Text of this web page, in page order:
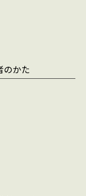
のかた